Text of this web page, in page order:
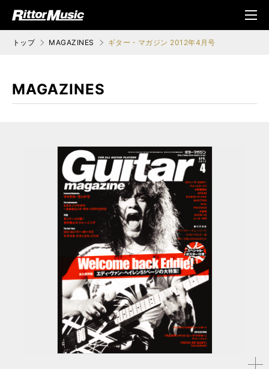
ジック (Rittor Musi
メニ
ュ
トップ MAGAZINES ギター・マガジン 2012年4月号
MAGAZINES
拡大す